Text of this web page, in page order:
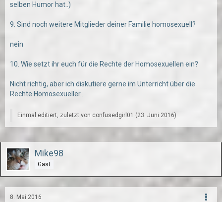
selben Humor hat..)
9. Sind noch weitere Mitglieder deiner Familie homosexuell?
nein
10. Wie setzt ihr euch für die Rechte der Homosexuellen ein?
Nicht richtig, aber ich diskutiere gerne im Unterricht über die
Rechte Homosexueller..
Einmal editiert, zuletzt von confusedgirl01 (23. Juni 2016)
Mike98
Gast
8. Mai 2016